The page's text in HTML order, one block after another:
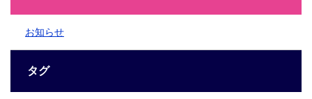
お知らせ
タグ